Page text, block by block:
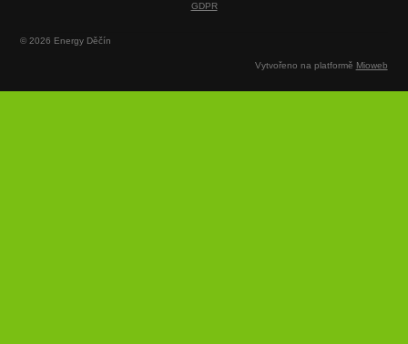
GDPR
© 2026 Energy Děčín
Vytvořeno na platformě Mioweb